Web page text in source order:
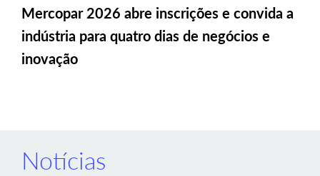
Mercopar 2026 abre inscrições e convida a
indústria para quatro dias de negócios e
inovação
Notícias